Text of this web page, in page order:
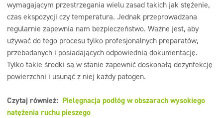
wymagającym przestrzegania wielu zasad takich jak stężenie,
czas ekspozycji czy temperatura. Jednak przeprowadzana
regularnie zapewnia nam bezpieczeństwo. Ważne jest, aby
używać do tego procesu tylko profesjonalnych preparatów,
przebadanych i posiadających odpowiednią dokumentację.
Tylko takie środki są w stanie zapewnić doskonałą dezynfekcję
powierzchni i usunąć z niej każdy patogen.
Czytaj również: Pielęgnacja podłóg w obszarach wysokiego
natężenia ruchu pieszego